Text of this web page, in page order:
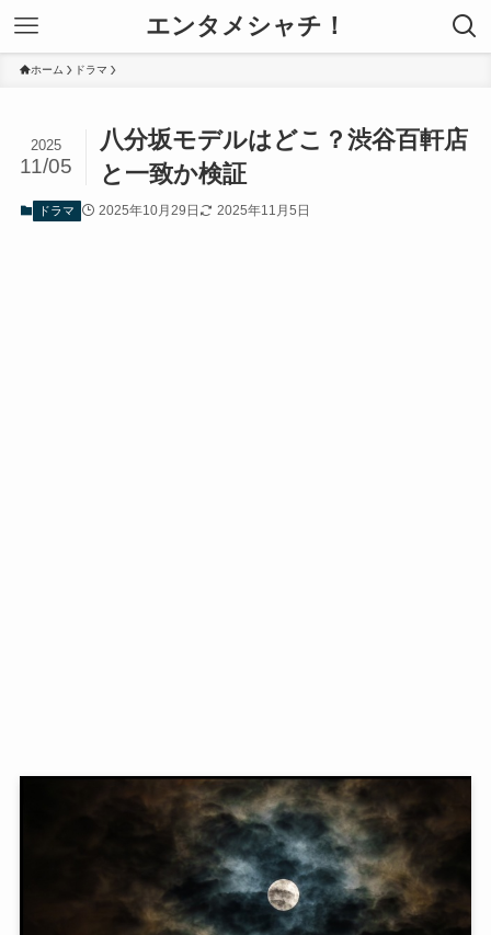
エンタメシャチ！
ホーム ドラマ
八分坂モデルはどこ？渋谷百軒店
と一致か検証
2025
11/05
ドラマ 2025年10月29日 2025年11月5日